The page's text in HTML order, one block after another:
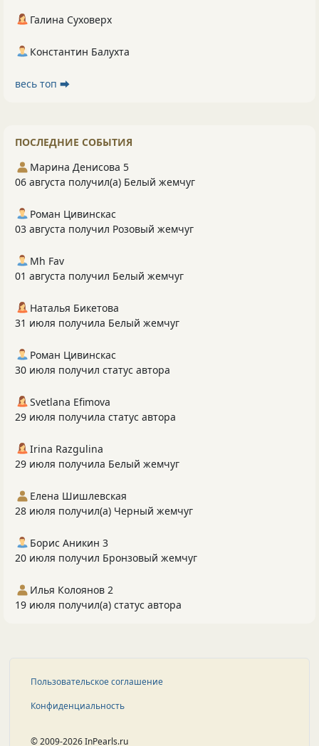
Галина Суховерх
Константин Балухта
весь топ ⮕
ПОСЛЕДНИЕ СОБЫТИЯ
Марина Денисова 5
06 августа получил(а) Белый жемчуг
Роман Цивинскас
03 августа получил Розовый жемчуг
Mh Fav
01 августа получил Белый жемчуг
Наталья Бикетова
31 июля получила Белый жемчуг
Роман Цивинскас
30 июля получил статус автора
Svetlana Efimova
29 июля получила статус автора
Irina Razgulina
29 июля получила Белый жемчуг
Елена Шишлевская
28 июля получил(а) Черный жемчуг
Борис Аникин 3
20 июля получил Бронзовый жемчуг
Илья Колоянов 2
19 июля получил(а) статус автора
Пользовательское соглашение
Конфиденциальность
© 2009-2026 InPearls.ru